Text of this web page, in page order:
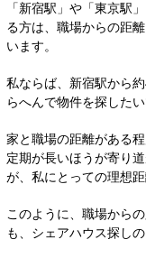
「新宿駅」や「東京駅
る方は、職場からの距
います。
私ならば、新宿駅から
らへんで物件を探したい
家と職場の距離がある
定期が長いほうが寄り
が、私にとっての理想距
このように、職場から
も、シェアハウス探しの